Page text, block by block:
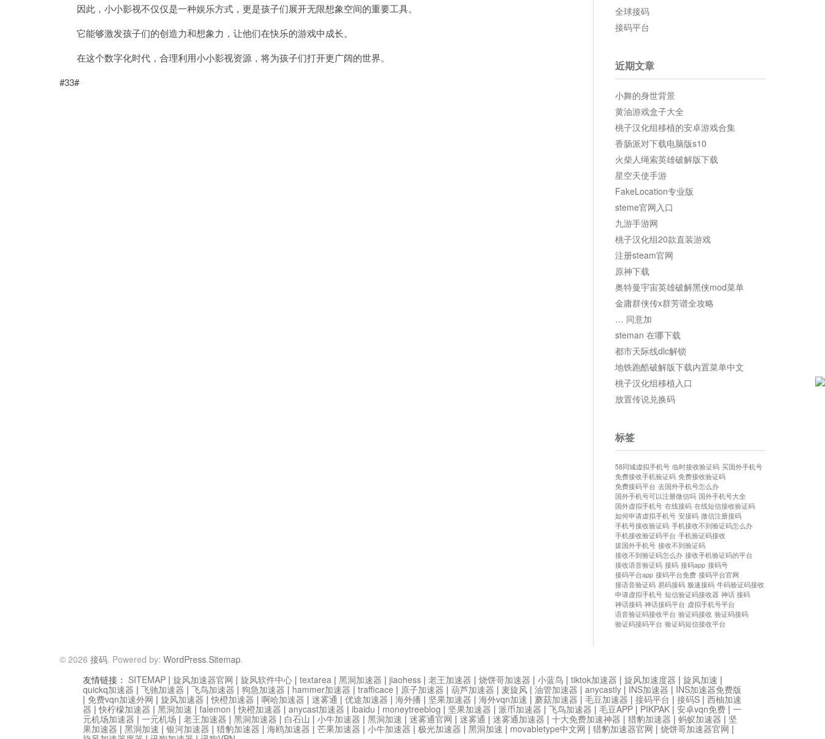
因此，小小影视不仅仅是一种娱乐方式，更是孩子们展开无限想象空间的重要工具。
它能够激发孩子们的创造力和想象力，让他们在快乐的游戏中成长。
在这个数字化时代，合理利用小小影视资源，将为孩子们打开更广阔的世界。
#33#
全球接码
接码平台
近期文章
小舞的身世背景
黄油游戏盒子大全
桃子汉化组移植的安卓游戏合集
香肠派对下载电脑版s10
火柴人绳索英雄破解版下载
星空天使手游
FakeLocation专业版
steme官网入口
九游手游网
桃子汉化组20款直装游戏
注册steam官网
原神下载
奥特曼宇宙英雄破解黑侠mod菜单
金庸群侠传x群芳谱全攻略
… 同意加
steman 在哪下载
都市天际线dlc解锁
地铁跑酷破解版下载内置菜单中文
桃子汉化组移植入口
放置传说兑换码
标签
58同城虚拟手机号 临时接收验证码 买国外手机号
免费接收手机验证码 免费接收验证码
免费接码平台 去国外手机号怎么办
国外手机号可以注册微信吗 国外手机号大全
国外虚拟手机号 在线接码 在线短信接收验证码
如何申请虚拟手机号 安接码 微信注册接码
手机号接收验证码 手机接收不到验证码怎么办
手机接收验证码平台 手机验证码接收
拔国外手机号 接收不到验证码
接收不到验证码怎么办 接收手机验证码的平台
接收语音验证码 接码 接码app 接码号
接码平台app 接码平台免费 接码平台官网
接语音验证码 易码接码 极速接码 牛码验证码接收
申请虚拟手机号 短信验证码接收器 神话 接码
神话接码 神话接码平台 虚拟手机号平台
语音验证码接收平台 验证码接收 验证码接码
验证码接码平台 验证码短信接收平台
© 2026 接码. Powered by: WordPress.Sitemap.
友情链接： SITEMAP | 旋风加速器官网 | 旋风软件中心 | textarea | 黑洞加速器 | jiaohess | 老王加速器 | 烧饼哥加速器 | 小蓝鸟 | tiktok加速器 | 旋风加速度器 | 旋风加速 |
quickq加速器 | 飞驰加速器 | 飞鸟加速器 | 狗急加速器 | hammer加速器 | trafficace | 原子加速器 | 葫芦加速器 | 麦旋风 | 油管加速器 | anycastly | INS加速器 | INS加速器免费版
| 免费vqn加速外网 | 旋风加速器 |快橙加速器 | 啊哈加速器 | 迷雾通 | 优途加速器 | 海外播 | 坚果加速器 | 海外vqn加速 | 蘑菇加速器 | 毛豆加速器 | 接码平台 | 接码S | 西柚加速
器 |快柠檬加速器 | 黑洞加速 | falemon |快橙加速器 | anycast加速器 | ibaidu | moneytreeblog | 坚果加速器 | 派币加速器 | 飞鸟加速器 | 毛豆APP | PIKPAK | 安卓vqn免费 | 一
元机场加速器 | 一元机场 | 老王加速器 | 黑洞加速器 | 白石山 | 小牛加速器 | 黑洞加速 | 迷雾通官网 | 迷雾通 | 迷雾通加速器 | 十大免费加速神器 | 猎豹加速器 | 蚂蚁加速器 | 坚
果加速器 | 黑洞加速 | 银河加速器 | 猎豹加速器 | 海鸥加速器 | 芒果加速器 | 小牛加速器 | 极光加速器 | 黑洞加速 | movabletype中文网 | 猎豹加速器官网 | 烧饼哥加速器官网 |